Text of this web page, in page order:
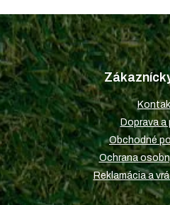
Z
á
p
ä
t
i
e
Doprava a
Obchodné
Ochrana
Reklamácia a